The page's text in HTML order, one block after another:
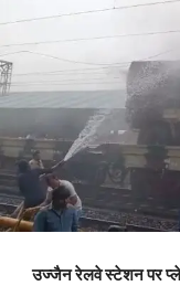
उज्जैन रेलवे स्टेशन पर